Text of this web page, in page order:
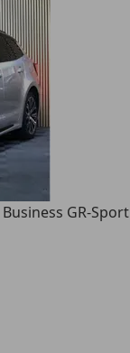
GR-Sport